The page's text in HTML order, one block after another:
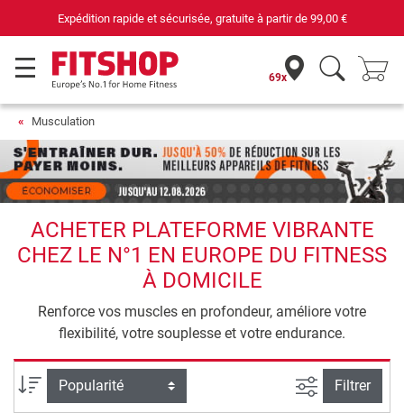
Votre expert du fitness à domicile depuis 42 ans
69x
Musculation
ACHETER PLATEFORME VIBRANTE
CHEZ LE N°1 EN EUROPE DU FITNESS
À DOMICILE
Renforce vos muscles en profondeur, améliore votre
flexibilité, votre souplesse et votre endurance.
Trier par Filtrer la
Filtrer